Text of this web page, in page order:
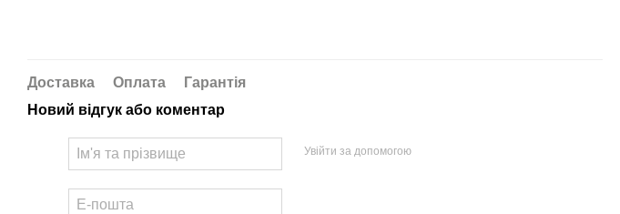
Доставка Оплата
Гарантія
Новий відгук або коментар
Увійти за допомогою